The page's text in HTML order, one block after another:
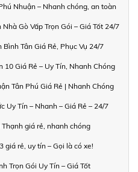
Nhuận – Nhanh chóng, an toàn
Gò Vấp Trọn Gói – Giá Tốt 24/7
Tân Giá Rẻ, Phục Vụ 24/7
10 Giá Rẻ – Uy Tín, Nhanh Chóng
Tân Phú Giá Rẻ | Nhanh Chóng
Uy Tín – Nhanh – Giá Rẻ – 24/7
giá rẻ, nhanh chóng
giá rẻ, uy tín – Gọi là có xe!
Trọn Gói Uy Tín – Giá Tốt